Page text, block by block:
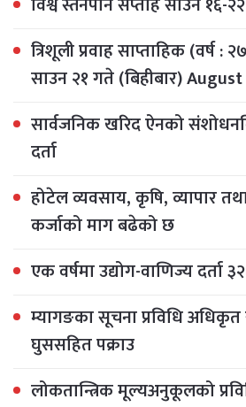
त्रिशूली प्रवाह साप्ताहिक (वर्ष
साउन २१ गते (बिहीबार)
सार्वजनिक खरिद ऐनको
दर्ता
होटेल व्यवसाय, कृषि, व्यापार तथा
कर्जाको माग बढेको छ
एक वर्षमा उद्योग-वाणिज्य दर्ता
म्यागङका सूचना प्रविधि
घुससहित पक्राउ
लोकतान्त्रिक मूल्यअनुकूलको